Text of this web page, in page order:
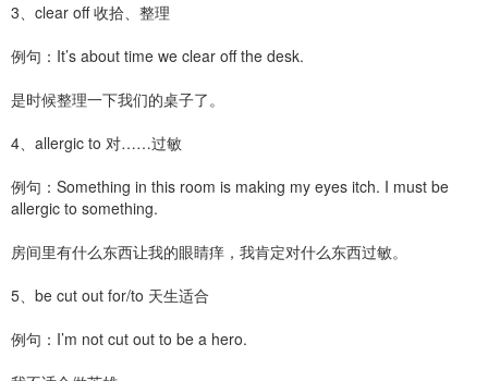
3、clear off 收拾、整理
例句：It’s about time we clear off the desk.
是时候整理一下我们的桌子了。
4、allergic to 对……过敏
例句：Something in this room is making my eyes itch. I must be
allergic to something.
房间里有什么东西让我的眼睛痒，我肯定对什么东西过敏。
5、be cut out for/to 天生适合
例句：I’m not cut out to be a hero.